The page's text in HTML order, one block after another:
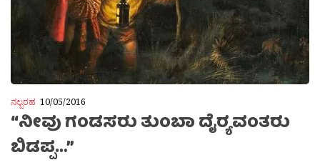
ನಲ್ಬರಹ 10/05/2016
“ನೀವು ಗಂಡಸರು ತುಂಬಾ ದೈರ‍್ಯವಂತರು
ಬಿಡಪ್ಪ…”